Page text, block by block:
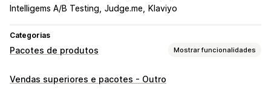
Intelligems A/B Testing Judge.me Klaviyo
Categorias
Pacotes de produtos Mostrar funcionalidades
Tipos de pacotes
Vendas superiores e pacotes - Outro